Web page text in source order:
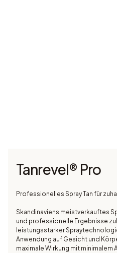
Tanrevel® Pro
Professionelles Spray Tan für
Skandinaviens meistverkauftes
und professionelle Ergebnisse
leistungsstarker
Anwendung auf Gesicht und
maximale Wirkung mit minimalem